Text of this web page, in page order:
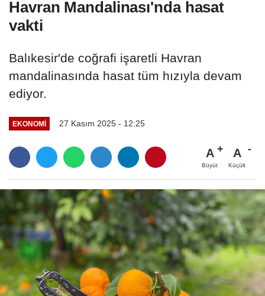
Havran Mandalinası'nda hasat
vakti
Balıkesir'de coğrafi işaretli Havran
mandalinasında hasat tüm hızıyla devam
ediyor.
EKONOMI 27 Kasım 2025 - 12:25
A
Büyüt
A
Küçült